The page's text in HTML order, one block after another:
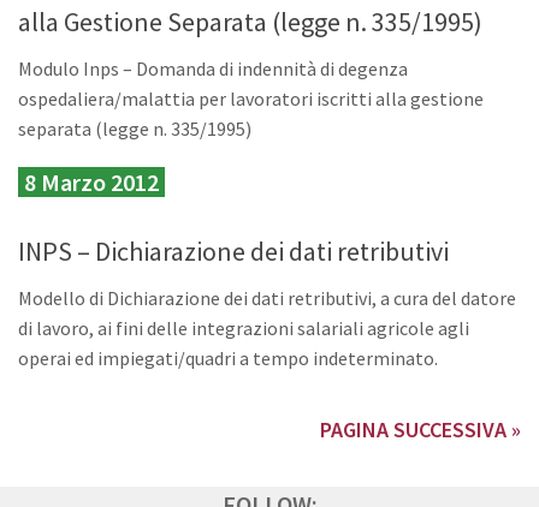
alla Gestione Separata (legge n. 335/1995)
Modulo Inps – Domanda di indennità di degenza
ospedaliera/malattia per lavoratori iscritti alla gestione
separata (legge n. 335/1995)
8 Marzo 2012
INPS – Dichiarazione dei dati retributivi
Modello di Dichiarazione dei dati retributivi, a cura del datore
di lavoro, ai fini delle integrazioni salariali agricole agli
operai ed impiegati/quadri a tempo indeterminato.
PAGINA SUCCESSIVA »